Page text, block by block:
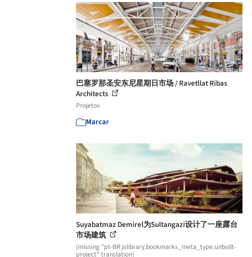
巴塞罗那圣安东尼星期日市场 / Ravetllat Ribas
Architects
Projetos
Marcar
Suyabatmaz Demirel为Sultangazi设计了一座露台
市场建筑
[missing "pt-BR.jslibrary.bookmarks_meta_type.unbuilt-
project" translation]